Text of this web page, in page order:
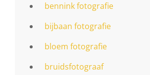
bennink fotografie
bijbaan fotografie
bloem fotografie
bruidsfotograaf